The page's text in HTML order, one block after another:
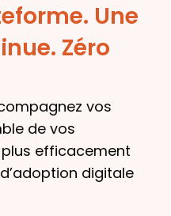
Une
Zéro
vos
de vos
efficacement
digitale